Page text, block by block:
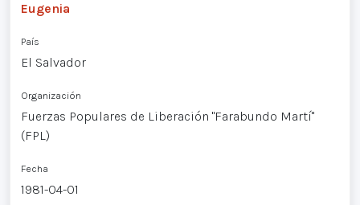
Eugenia
País
El Salvador
Organización
Fuerzas Populares de Liberación "Farabundo Martí"
(FPL)
Fecha
1981-04-01